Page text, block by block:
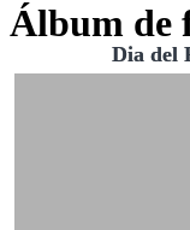
Álbum de
Dia del